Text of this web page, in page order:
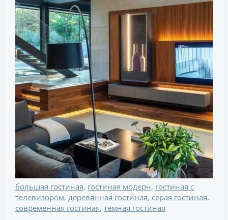
большая гостиная, гостиная модерн, гостиная с
телевизором, деревянная гостиная, серая гостиная,
современная гостиная, темная гостиная
экранами